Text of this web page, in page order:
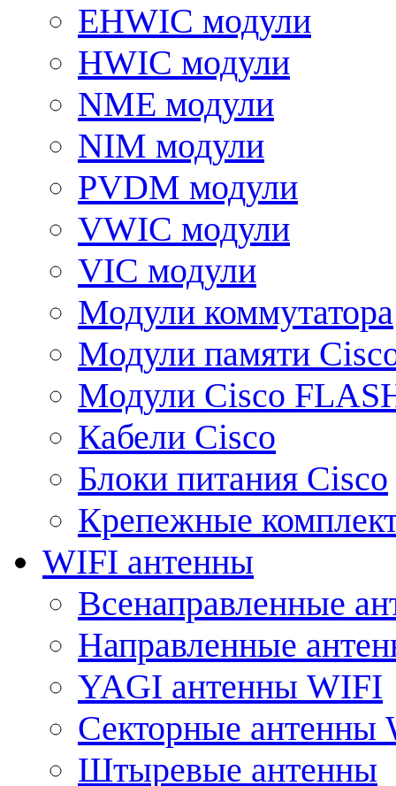
EHWIC модули
HWIC модули
NME модули
NIM модули
PVDM модули
VWIC модули
VIC модули
Модули коммутатора
Модули памяти
Модули Cisco
Кабели Cisco
Блоки питания Cisco
Крепежные
WIFI антенны
Всенаправленные
Направленные
YAGI антенны WIFI
Секторные антенны
Штыревые антенны